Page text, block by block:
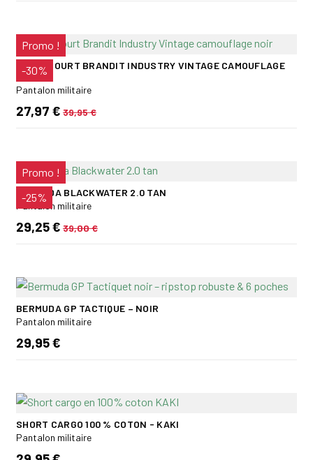
Promo !
-30%
PANTACOURT BRANDIT INDUSTRY VINTAGE CAMOUFLAGE
NOIR
Pantalon militaire
27,97 € 39,95 €
Promo !
-25%
BERMUDA BLACKWATER 2.0 TAN
Pantalon militaire
29,25 € 39,00 €
BERMUDA GP TACTIQUE – NOIR
Pantalon militaire
29,95 €
SHORT CARGO 100 % COTON - KAKI
Pantalon militaire